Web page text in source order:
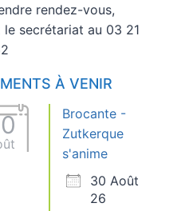
rendez-vous,
le secrétariat au 03 21
À VENIR
Brocante -
Zutkerque
s'anime
30 Août
26